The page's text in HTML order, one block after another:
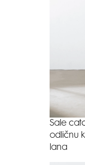
Sale
odličnu
lana